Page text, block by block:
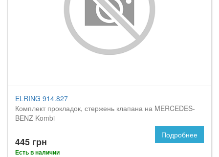
ELRING 914.827
Комплект прокладок, стержень клапана на MERCEDES-
BENZ Kombi
445 грн
Есть в наличии
Подробнее